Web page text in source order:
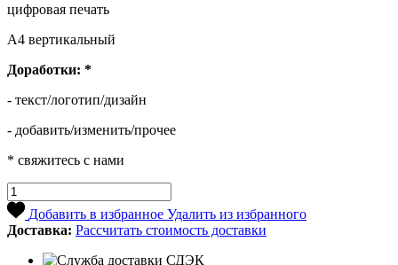
цифровая печать
А4 вертикальный
Доработки: *
- текст/логотип/дизайн
- добавить/изменить/прочее
* свяжитесь с нами
Добавить в избранное Удалить из избранного
Доставка: Рассчитать стоимость доставки